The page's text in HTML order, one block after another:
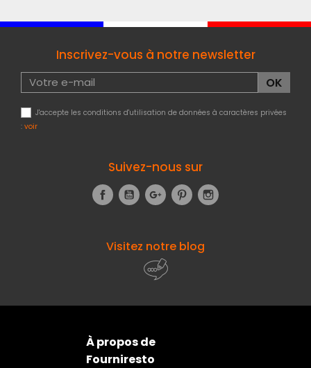
Inscrivez-vous à notre newsletter
J'accepte les conditions d'utilisation de données à caractères privées
: voir
Suivez-nous sur
FacebookYouTubeGoogle+Pinterest
Visitez notre blog
À propos de
Fourniresto